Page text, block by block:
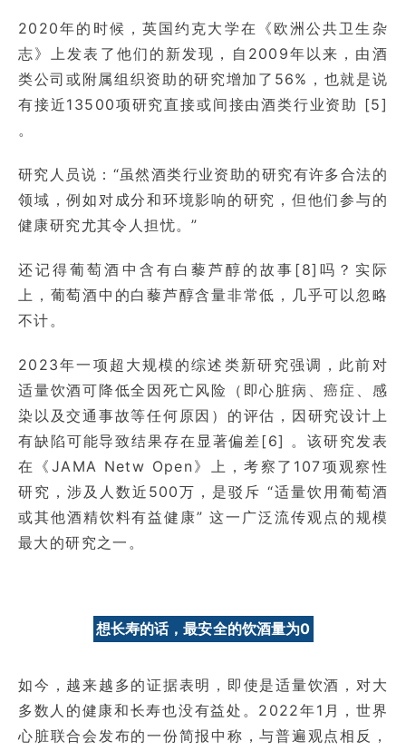
2020年的时候，英国约克大学在《欧洲公共卫生杂
志》上发表了他们的新发现，自2009年以来，由酒
类公司或附属组织资助的研究增加了56%，也就是说
有接近13500项研究直接或间接由酒类行业资助 [5]
。
研究人员说：“虽然酒类行业资助的研究有许多合法的
领域，例如对成分和环境影响的研究，但他们参与的
健康研究尤其令人担忧。”
还记得葡萄酒中含有白藜芦醇的故事[8]吗？实际
上，葡萄酒中的白藜芦醇含量非常低，几乎可以忽略
不计。
2023年一项超大规模的综述类新研究强调，此前对
适量饮酒可降低全因死亡风险（即心脏病、癌症、感
染以及交通事故等任何原因）的评估，因研究设计上
有缺陷可能导致结果存在显著偏差[6] 。该研究发表
在《JAMA Netw Open》上，考察了107项观察性
研究，涉及人数近500万，是驳斥 “适量饮用葡萄酒
或其他酒精饮料有益健康” 这一广泛流传观点的规模
最大的研究之一。
想长寿的话，最安全的饮酒量为0
如今，越来越多的证据表明，即使是适量饮酒，对大
多数人的健康和长寿也没有益处。2022年1月，世界
心脏联合会发布的一份简报中称，与普遍观点相反，